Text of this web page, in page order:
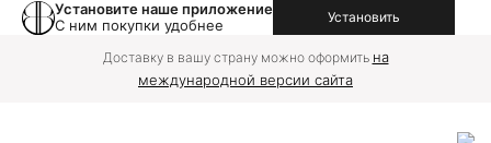
Установите наше приложение
С ним покупки удобнее
Установить
Доставку в вашу страну можно оформить на
международной версии сайта